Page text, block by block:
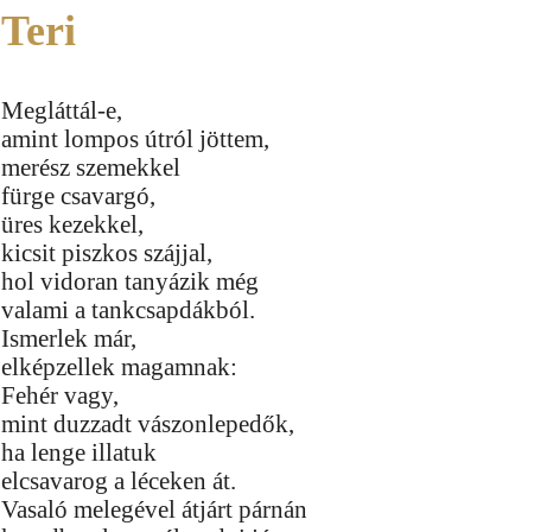
Teri
Megláttál-e,
amint lompos útról jöttem,
merész szemekkel
fürge csavargó,
üres kezekkel,
kicsit piszkos szájjal,
hol vidoran tanyázik még
valami a tankcsapdákból.
Ismerlek már,
elképzellek magamnak:
Fehér vagy,
mint duzzadt vászonlepedők,
ha lenge illatuk
elcsavarog a léceken át.
Vasaló melegével átjárt párnán